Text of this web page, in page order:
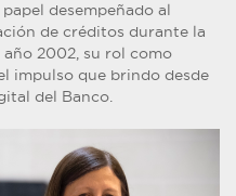
desempeñado al
de créditos durante la
2002, su rol como
impulso que brindo desde
del Banco.